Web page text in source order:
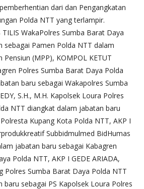
dari dan Pengangkatan
Polda NTT yang terlampir.
TILIS WakaPolres Sumba Barat Daya
sebagai Pamen Polda NTT dalam
Pensiun (MPP), KOMPOL KETUT
Polres Sumba Barat Daya Polda
baru sebagai Wakapolres Sumba
S.H., M.H. Kapolsek Loura Polres
NTT diangkat dalam jabatan baru
Kupang Kota Polda NTT, AKP I
Subbidmulmed BidHumas
jabatan baru sebagai Kabagren
Polda NTT, AKP I GEDE ARIADA,
Polres Sumba Barat Daya Polda NTT
sebagai PS Kapolsek Loura Polres